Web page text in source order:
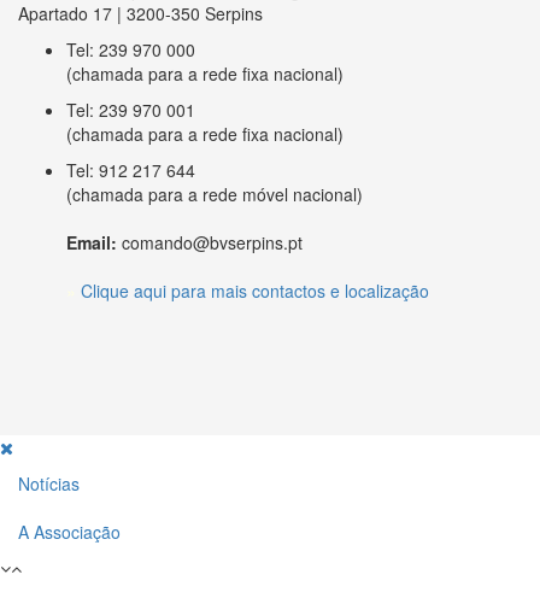
Apartado 17 | 3200-350 Serpins
Tel: 239 970 000
(chamada para a rede fixa nacional)
Tel: 239 970 001
(chamada para a rede fixa nacional)
Tel: 912 217 644
(chamada para a rede móvel nacional)
Email: comando@bvserpins.pt
Clique aqui para mais contactos e localização
Notícias
A Associação